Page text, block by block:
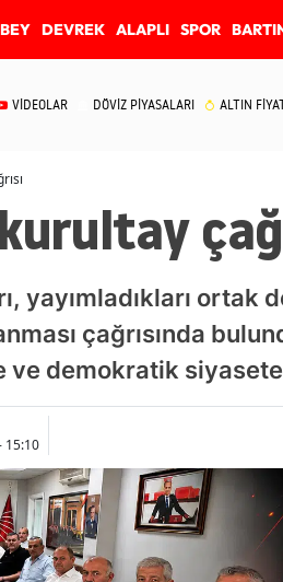
DEVREK ALAPLI SPOR
VİDEOLAR DÖVİZ PİYASALARI ALTIN
yayımladıkları
çağrısında
ve demokratik
15:10